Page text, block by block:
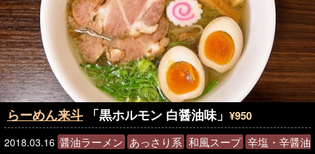
らーめん来斗 「黒ホルモン 白醤油味」 ¥950
2018.03.16 醤油ラーメン あっさり系 和風スープ 辛塩・辛醤油